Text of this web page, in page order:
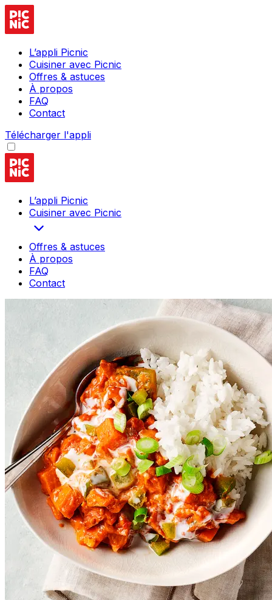
L’appli Picnic
Cuisiner avec Picnic
Offres & astuces
À propos
FAQ
Contact
Télécharger l'appli
L’appli Picnic
Cuisiner avec Picnic
Offres & astuces
À propos
FAQ
Contact